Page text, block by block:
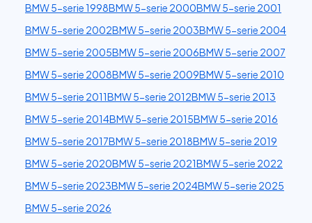
BMW 5-serie 1998BMW 5-serie 2000BMW 5-serie 2001
BMW 5-serie 2002BMW 5-serie 2003BMW 5-serie 2004
BMW 5-serie 2005BMW 5-serie 2006BMW 5-serie 2007
BMW 5-serie 2008BMW 5-serie 2009BMW 5-serie 2010
BMW 5-serie 2011BMW 5-serie 2012BMW 5-serie 2013
BMW 5-serie 2014BMW 5-serie 2015BMW 5-serie 2016
BMW 5-serie 2017BMW 5-serie 2018BMW 5-serie 2019
BMW 5-serie 2020BMW 5-serie 2021BMW 5-serie 2022
BMW 5-serie 2023BMW 5-serie 2024BMW 5-serie 2025
BMW 5-serie 2026